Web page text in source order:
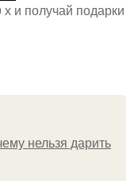
и получай подарки
нельзя дарить